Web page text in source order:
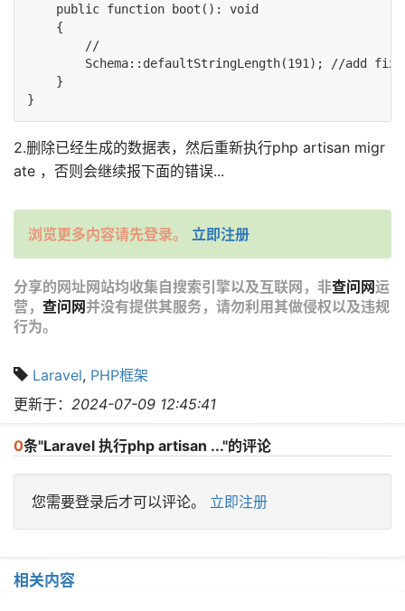
    public function boot(): void
    {
        //
Schema::defaultStringLength(191); //add
    }
}
2.删除已经生成的数据表，然后重新执行php artisan migr
ate ，否则会继续报下面的错误...
浏览更多内容请先登录。 立即注册
分享的网址网站均收集自搜索引擎以及互联网，非查问网运
营， 查问网并没有提供其服务，请勿利用其做侵权以及违规
行为。
Laravel, PHP框架
更新于： 2024-07-09 12:45:41
0条"Laravel 执行php artisan ..."的评论
您需要登录后才可以评论。 立即注册
相关内容